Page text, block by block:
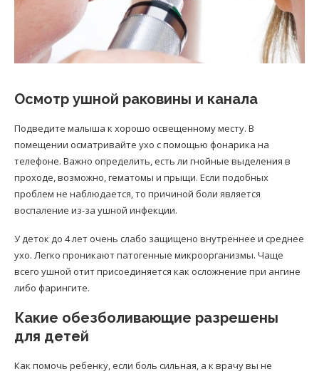
Осмотр ушной раковины и канала
Подведите малыша к хорошо освещенному месту. В
помещении осматривайте ухо с помощью фонарика на
телефоне. Важно определить, есть ли гнойные выделения в
проходе, возможно, гематомы и прыщи. Если подобных
проблем не наблюдается, то причиной боли является
воспаление из-за ушной инфекции.
У деток до 4 лет очень слабо защищено внутреннее и среднее
ухо. Легко проникают патогенные микроорганизмы. Чаще
всего ушной отит присоединяется как осложнение при ангине
либо фарингите.
Какие обезболивающие разрешены
для детей
Как помочь ребенку, если боль сильная, а к врачу вы не